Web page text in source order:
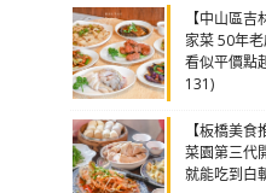
【中山區
家菜 50年
看似平價點
131)
【板橋美
菜園第三代
就能吃到白